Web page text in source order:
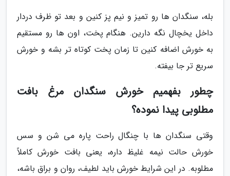
بله، سنگدان ها رو تمیز و نیم پز کنین و بعد تو ظرف دردار
داخل یخچال نگه دارین. هنگام پخت، اون ها رو مستقیم
به خورش اضافه کنین تا زمان پخت کوتاه تر بشه و خورش
سریع تر جا بیفته.
چطور بفهمیم خورش سنگدان مرغ بافت
مطلوبی پیدا نموده؟
وقتی سنگدان ها با چنگال راحت پاره می شن و سس
خورش حالت نیمه غلیظ داره، یعنی بافت خورش کاملاً
مطلوبه. در این شرایط خورش باید لطیف، روان و براق باشه،